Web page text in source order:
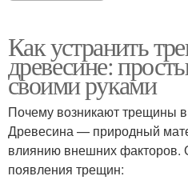
Как устранить
древесине:
своими руками
Почему возникают трещины
Древесина — природный
влиянию внешних факторов.
появления трещин: